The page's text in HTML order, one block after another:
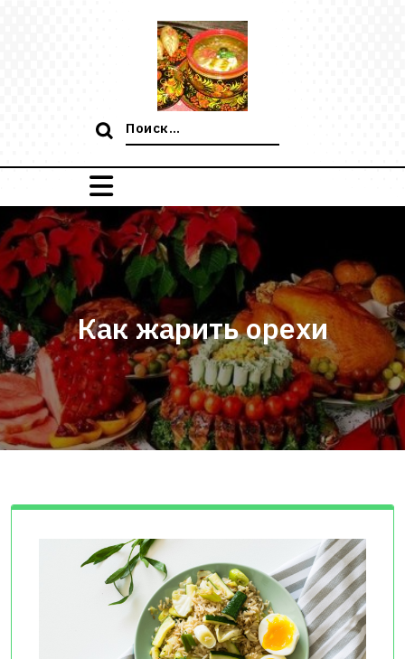
Поиск:
Как жарить орехи